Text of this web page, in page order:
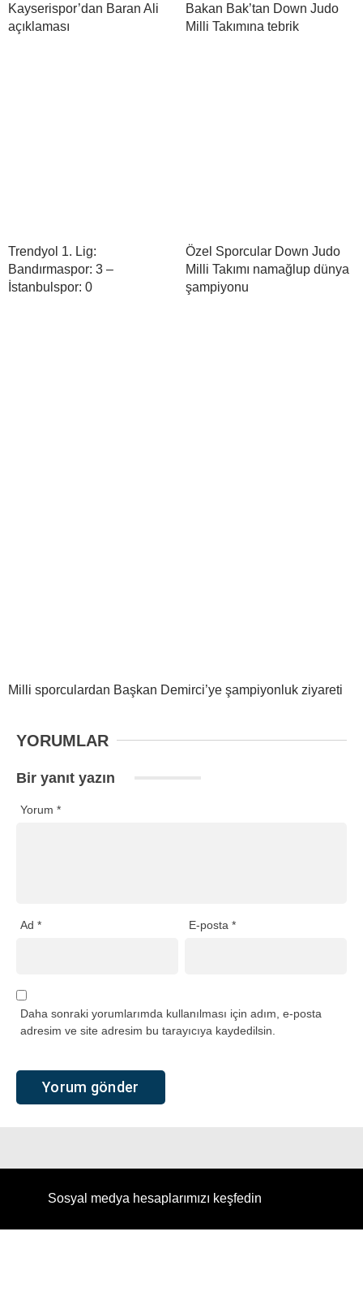
Kayserispor’dan Baran Ali
açıklaması
Bakan Bak’tan Down Judo
Milli Takımına tebrik
Trendyol 1. Lig:
Bandırmaspor: 3 –
İstanbulspor: 0
Özel Sporcular Down Judo
Milli Takımı namağlup dünya
şampiyonu
Milli sporculardan Başkan Demirci’ye şampiyonluk ziyareti
YORUMLAR
Bir yanıt yazın
Yorum *
Ad * E-posta*
Daha sonraki yorumlarımda kullanılması için adım, e-posta
adresim ve site adresim bu tarayıcıya kaydedilsin.
Sosyal medya hesaplarımızı keşfedin